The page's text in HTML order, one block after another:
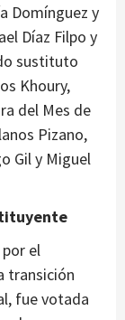
Domínguez y
Díaz Filpo y
sustituto
Khoury,
del Mes de
Pizano,
Gil y Miguel
el
transición
fue votada